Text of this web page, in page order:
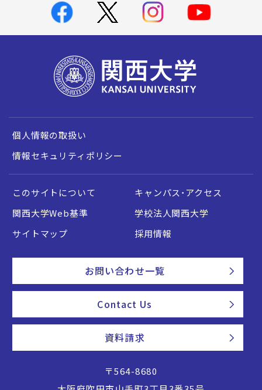
個人情報の取扱い
情報セキュリティポリシー
このサイトについて
キャンパス・アクセス
関西大学Web基準
学校法人関西大学
サイトマップ
採用情報
お問い合わせ一覧
Contact Us
資料請求
〒564-8680